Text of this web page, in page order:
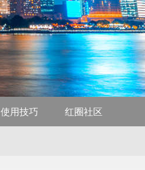
使用技巧 红圈社区